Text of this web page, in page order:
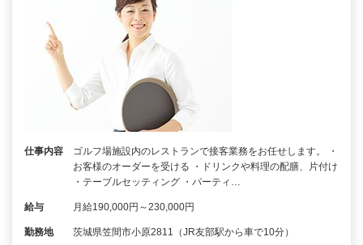
仕事内容
ゴルフ場施設内のレストランで接客業務をお任せします。 ・
お客様のオーダーを受ける ・ドリンクや料理の配膳、片付け
・テーブルセッティング ・パーティ…
給与 月給190,000円～230,000円
勤務地 茨城県笠間市小原2811（JR友部駅から車で10分）